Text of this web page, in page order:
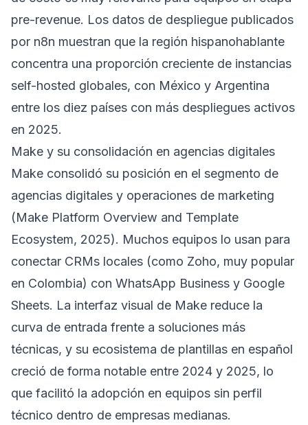
pre-revenue. Los datos de despliegue publicados
por n8n muestran que la región hispanohablante
concentra una proporción creciente de instancias
self-hosted globales, con México y Argentina
entre los diez países con más despliegues activos
en 2025.
Make y su consolidación en agencias digitales
Make consolidó su posición en el segmento de
agencias digitales y operaciones de marketing
(Make Platform Overview and Template
Ecosystem, 2025). Muchos equipos lo usan para
conectar CRMs locales (como Zoho, muy popular
en Colombia) con WhatsApp Business y Google
Sheets. La interfaz visual de Make reduce la
curva de entrada frente a soluciones más
técnicas, y su ecosistema de plantillas en español
creció de forma notable entre 2024 y 2025, lo
que facilitó la adopción en equipos sin perfil
técnico dentro de empresas medianas.